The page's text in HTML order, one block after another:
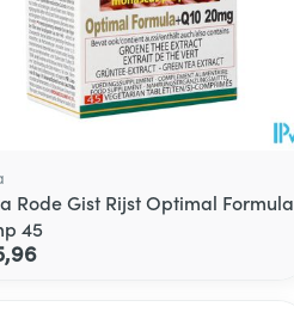
Rode Gist Rijst Optimal Formula
45